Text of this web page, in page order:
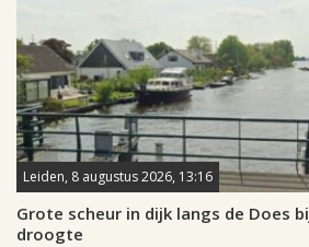
Leiden, 8 augustus 2026, 13:16
Grote scheur in dijk langs de Does
droogte